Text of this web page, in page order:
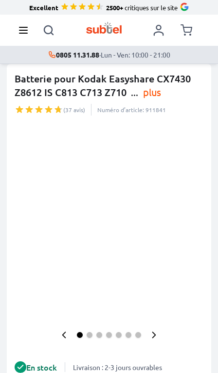
Excellent 2500+critiques sur le site
0805 11.31.88·Lun - Ven: 10:00 - 21:00
Batterie pour Kodak Easyshare CX7430
Z8612 IS C813 C713 Z710 ... plus
(37 avis) Numéro d’article: 911841
En stock Livraison : 2-3 jours ouvrables